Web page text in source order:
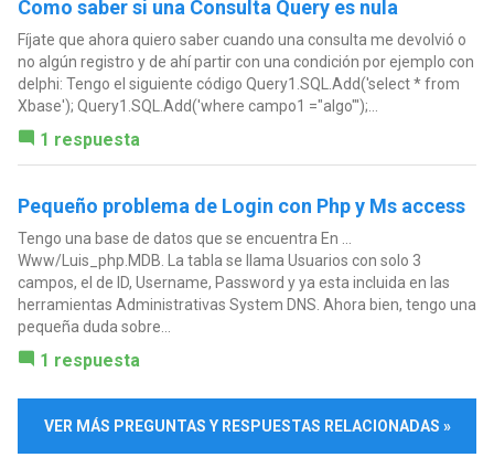
Como saber si una Consulta Query es nula
Fíjate que ahora quiero saber cuando una consulta me devolvió o
no algún registro y de ahí partir con una condición por ejemplo con
delphi: Tengo el siguiente código Query1.SQL.Add('select * from
Xbase'); Query1.SQL.Add('where campo1 ="algo"');...
1 respuesta
Pequeño problema de Login con Php y Ms access
Tengo una base de datos que se encuentra En ...
Www/Luis_php.MDB. La tabla se llama Usuarios con solo 3
campos, el de ID, Username, Password y ya esta incluida en las
herramientas Administrativas System DNS. Ahora bien, tengo una
pequeña duda sobre...
1 respuesta
VER MÁS PREGUNTAS Y RESPUESTAS RELACIONADAS »